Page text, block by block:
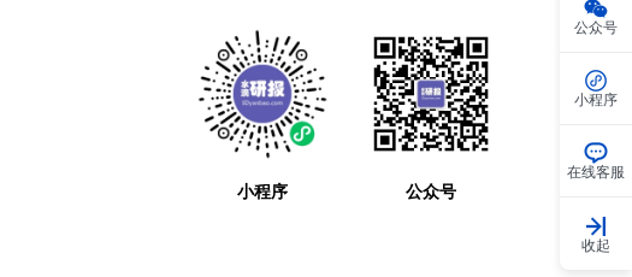
小程序
公众号
公众号
小程序
在线客服
收起